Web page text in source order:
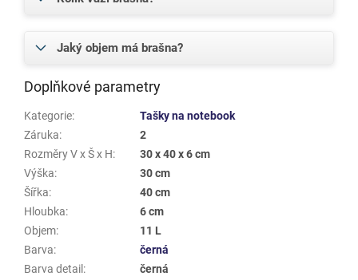
Jaký objem má brašna?
Doplňkové parametry
Kategorie:
Tašky na notebook
Záruka:
2
Rozměry V x Š x H:
30 x 40 x 6 cm
Výška:
30 cm
Šířka:
40 cm
Hloubka:
6 cm
Objem:
11 L
Barva:
černá
Barva detail :
černá